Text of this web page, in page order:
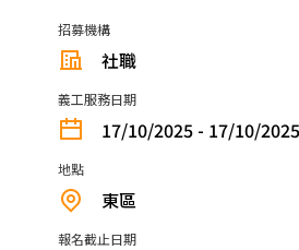
招募機構
社職
義工服務日期
17/10/2025 - 17/10/2025
地點
東區
報名截止日期